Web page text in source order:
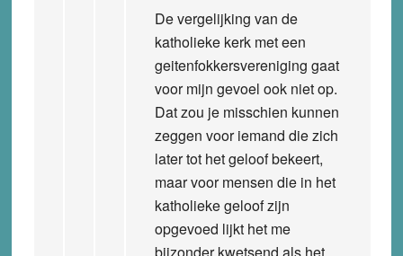
De vergelijking van de
katholieke kerk met een
geitenfokkersvereniging gaat
voor mijn gevoel ook niet op.
Dat zou je misschien kunnen
zeggen voor iemand die zich
later tot het geloof bekeert,
maar voor mensen die in het
katholieke geloof zijn
opgevoed lijkt het me
bijzonder kwetsend als het